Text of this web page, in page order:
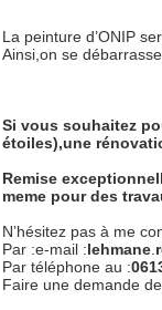
La peinture d’ONIP
Ainsi,on se
Si vous souhaitez
étoiles),une
Remise
meme pour des
N’hésitez pas à me
Par :e-mail :lehmane
Par téléphone au :
Faire une demande